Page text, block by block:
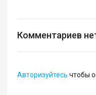
Комментариев
Авторизуйтесь чтобы